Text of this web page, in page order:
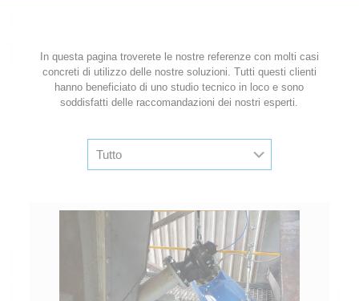
In questa pagina troverete le nostre referenze con molti casi
concreti di utilizzo delle nostre soluzioni. Tutti questi clienti
hanno beneficiato di uno studio tecnico in loco e sono
soddisfatti delle raccomandazioni dei nostri esperti.